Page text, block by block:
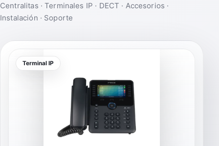
Centralitas · Terminales IP · DECT · Accesorios ·
Instalación · Soporte
Terminal IP